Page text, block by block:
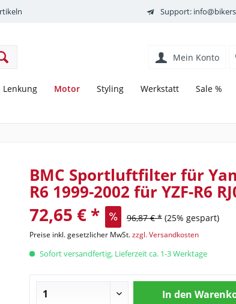
Support:
Mein Konto
Lenkung Motor Styling Werkstatt Sale %
BMC Sportluftfilter für
R6 1999-2002 für YZF-R6
72,65 € * 96,87 € * (25% gespart)
Preise inkl. gesetzlicher MwSt.zzgl. Versandkosten
Sofort versandfertig, Lieferzeit ca. 1-3 Werktage
In den